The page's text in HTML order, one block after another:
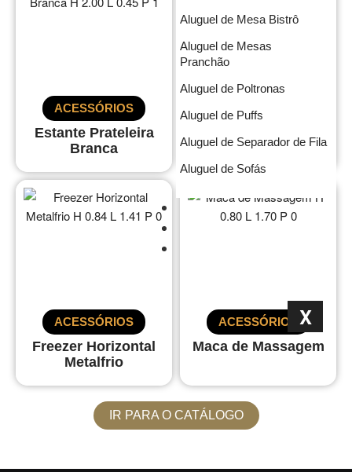
Aluguel de Mesa Bistrô
Aluguel de Mesas
Pranchão
Aluguel de Poltronas
Aluguel de Puffs
Aluguel de Separador de Fila
Aluguel de Sofás
X
Estante Prateleira
Branca
ACESSÓRIOS ACESSÓRIOS
Freezer Horizontal
Metalfrio
ACESSÓRIOS
Maca de Massagem
ACESSÓRIOS
IR PARA O CATÁLOGO